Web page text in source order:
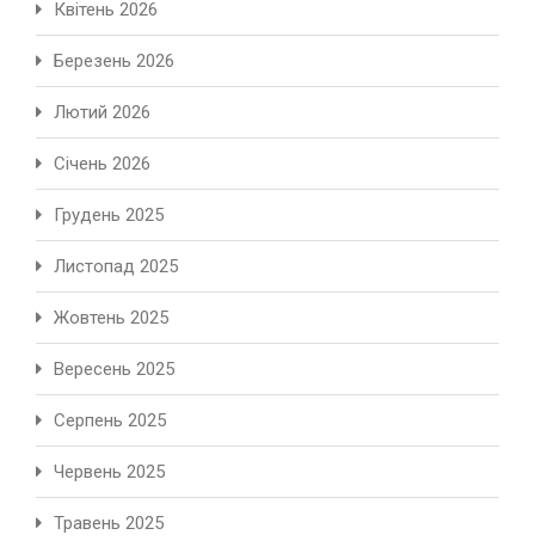
Квітень 2026
Березень 2026
Лютий 2026
Січень 2026
Грудень 2025
Листопад 2025
Жовтень 2025
Вересень 2025
Серпень 2025
Червень 2025
Травень 2025